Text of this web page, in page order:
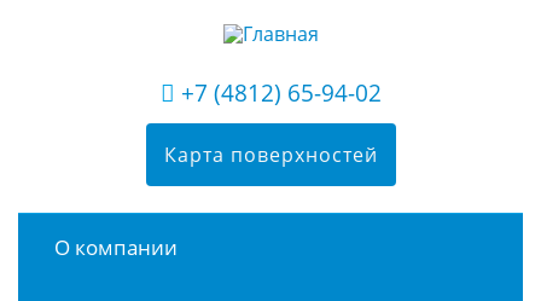
+7 (4812) 65-94-02
Карта поверхностей
О компании